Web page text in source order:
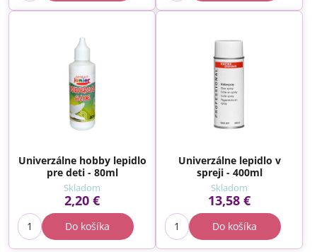
Univerzálne hobby lepidlo
pre deti - 80ml
Skladom
2,20 €
Do košíka
Univerzálne lepidlo v
spreji - 400ml
Skladom
13,58 €
Do košíka